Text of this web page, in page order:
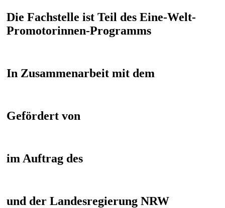
Die Fachstelle ist Teil des Eine-Welt-
Promotorinnen-Programms
In Zusammenarbeit mit dem
Gefördert von
im Auftrag des
und der Landesregierung NRW